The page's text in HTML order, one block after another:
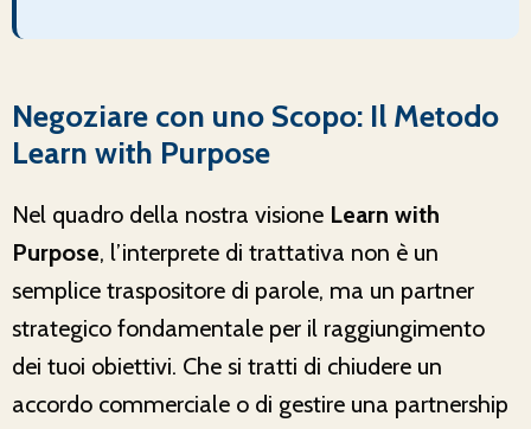
Negoziare con uno Scopo: Il Metodo
Learn with Purpose
Nel quadro della nostra visione Learn with
Purpose, l’interprete di trattativa non è un
semplice traspositore di parole, ma un partner
strategico fondamentale per il raggiungimento
dei tuoi obiettivi. Che si tratti di chiudere un
accordo commerciale o di gestire una partnership